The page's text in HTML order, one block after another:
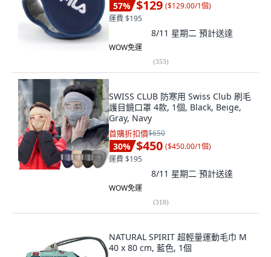
57% $129 ($129.00/1個)
運費 $195
8/11 星期二 預計送達
WOW免運
(353)
SWISS CLUB 防寒用 Swiss Club 刷毛
護目鏡口罩 4款, 1個, Black, Beige,
Gray, Navy
首購折扣價$650
30% $450 ($450.00/1個)
運費 $195
8/11 星期二 預計送達
WOW免運
(318)
NATURAL SPIRIT 超輕量運動毛巾 M
40 x 80 cm, 藍色, 1個